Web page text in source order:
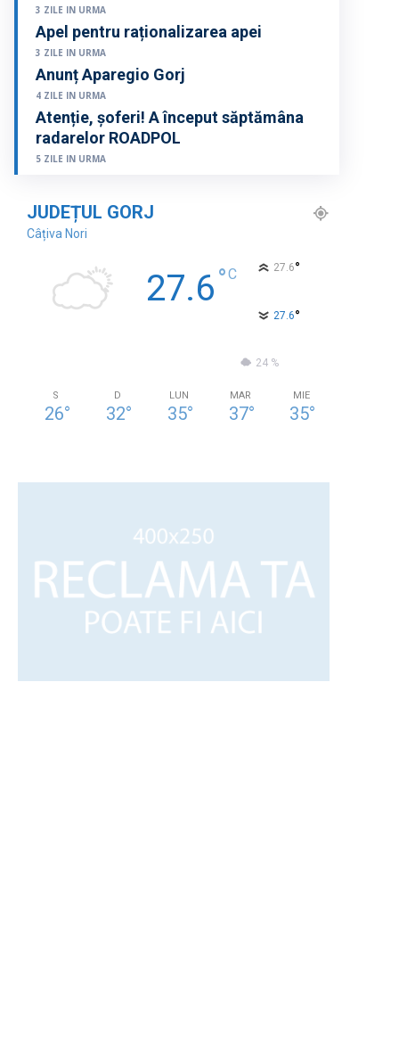
3 ZILE IN URMA
Apel pentru raționalizarea apei
3 ZILE IN URMA
Anunț Aparegio Gorj
4 ZILE IN URMA
Atenție, șoferi! A început săptămâna
radarelor ROADPOL
5 ZILE IN URMA
JUDEȚUL GORJ
Câțiva Nori
27.6°C 27.6°
27.6°
24 %
S
26°
D
32°
LUN
35°
MAR
37°
MIE
35°